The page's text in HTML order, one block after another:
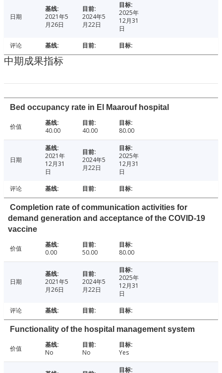
日期
2021年5
月26日
2024年5
月22日
2025年
12月31
日
评论
中期成果指标
Bed occupancy rate in El Maarouf hospital
价值 40.00 40.00 80.00
日期
2021年
12月31
日
2024年5
月22日
2025年
12月31
日
评论
Completion rate of communication activities for
demand generation and acceptance of the COVID-19
vaccine
价值 0.00 50.00 80.00
日期
2021年5
月26日
2024年5
月22日
2025年
12月31
日
评论
Functionality of the hospital management system
价值 No No Yes